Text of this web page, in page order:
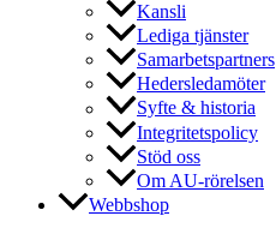
Kansli
Lediga tjänster
Samarbetspartners
Hedersledamöter
Syfte & historia
Integritetspolicy
Stöd oss
Om AU-rörelsen
Webbshop